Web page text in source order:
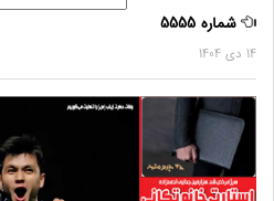
شماره 5555
14 دی 1404